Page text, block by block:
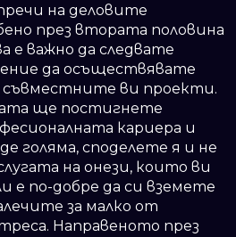
на деловите
през втората половина
е важно да следвате
да осъществявате
съвместните ви проекти.
ще постигнете
кариера и
голяма, споделете я и не
на онези, които ви
е по-добре да си вземете
за малко от
Направеното през